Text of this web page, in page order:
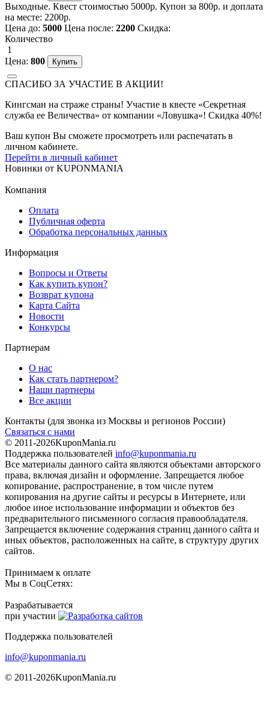
Выходные. Квест стоимостью 5000р. Купон за 800р. и доплата
на месте: 2200р.
Цена до: 5000 Цена после: 2200 Скидка:
Количество
1
Цена: 800
СПАСИБО ЗА УЧАСТИЕ В АКЦИИ!
Кингсман на страже страны! Участие в квесте «Секретная
служба ее Величества» от компании «Ловушка»! Скидка 40%!
Ваш купон Вы сможете просмотреть или распечатать в
личном кабинете.
Перейти в личный кабинет
Новинки от KUPONMANIA
Компания
Оплата
Публичная оферта
Обработка персональных данных
Информация
Вопросы и Ответы
Как купить купон?
Возврат купона
Карта Сайта
Новости
Конкурсы
Партнерам
О нас
Как стать партнером?
Наши партнеры
Все акции
Контакты (для звонка из Москвы и регионов России)
Связаться с нами
© 2011-2026KuponMania.ru
Поддержка пользователей info@kuponmania.ru
Все материалы данного сайта являются объектами авторского
права, включая дизайн и оформление. Запрещается любое
копирование, распространение, в том числе путем
копирования на другие сайты и ресурсы в Интернете, или
любое иное использование информации и объектов без
предварительного письменного согласия правообладателя.
Запрещается включение содержания страниц данного сайта и
иных объектов, расположенных на сайте, в структуру других
сайтов.
Принимаем к оплате
Мы в СоцСетях:
Разрабатывается
при участии
Поддержка пользователей
info@kuponmania.ru
© 2011-2026KuponMania.ru